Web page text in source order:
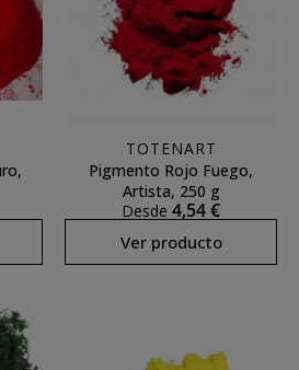
TOTENART
Pigmento Rojo Fuego,
Artista, 250 g
Desde 4,54 €
Ver producto